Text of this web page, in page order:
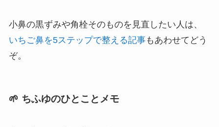
小鼻の黒ずみや角栓そのものを見直したい人は、
いちご鼻を5ステップで整える記事もあわせてどう
ぞ。
🌱 ちふゆのひとことメモ